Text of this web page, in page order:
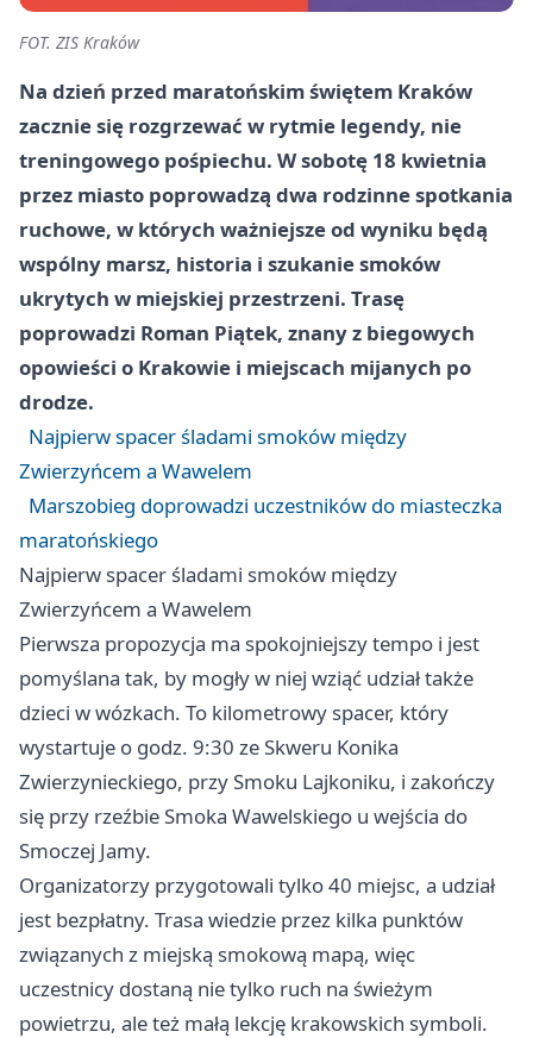
FOT. ZIS Kraków
Na dzień przed maratońskim świętem Kraków
zacznie się rozgrzewać w rytmie legendy, nie
treningowego pośpiechu. W sobotę 18 kwietnia
przez miasto poprowadzą dwa rodzinne spotkania
ruchowe, w których ważniejsze od wyniku będą
wspólny marsz, historia i szukanie smoków
ukrytych w miejskiej przestrzeni. Trasę
poprowadzi Roman Piątek, znany z biegowych
opowieści o Krakowie i miejscach mijanych po
drodze.
Najpierw spacer śladami smoków między
Zwierzyńcem a Wawelem
Marszobieg doprowadzi uczestników do miasteczka
maratońskiego
Najpierw spacer śladami smoków między
Zwierzyńcem a Wawelem
Pierwsza propozycja ma spokojniejszy tempo i jest
pomyślana tak, by mogły w niej wziąć udział także
dzieci w wózkach. To kilometrowy spacer, który
wystartuje o godz. 9:30 ze Skweru Konika
Zwierzynieckiego, przy Smoku Lajkoniku, i zakończy
się przy rzeźbie Smoka Wawelskiego u wejścia do
Smoczej Jamy.
Organizatorzy przygotowali tylko 40 miejsc, a udział
jest bezpłatny. Trasa wiedzie przez kilka punktów
związanych z miejską smokową mapą, więc
uczestnicy dostaną nie tylko ruch na świeżym
powietrzu, ale też małą lekcję krakowskich symboli.